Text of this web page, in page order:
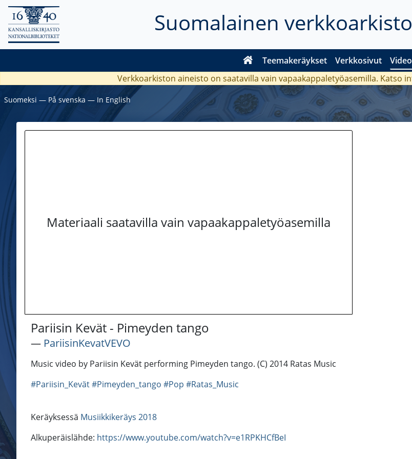
Suomalainen
Teemakeräykset Verkkosivut
Verkkoarkiston aineisto on saatavilla vain vapaakappaletyöasemilla. Katso
Suomeksi ― På svenska ― In English
Materiaali saatavilla vain vapaakappaletyöasemilla
Pariisin Kevät - Pimeyden tango
― PariisinKevatVEVO
Music video by Pariisin Kevät performing Pimeyden tango. (C) 2014 Ratas Music
#Pariisin_Kevät#Pimeyden_tango #Pop #Ratas_Music
Keräyksessä Musiikkikeräys 2018
Alkuperäislähde: https://www.youtube.com/watch?v=e1RPKHCfBeI